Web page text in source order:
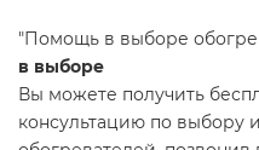
"Помощь в выборе
в выборе
Вы можете получить
консультацию по выбору